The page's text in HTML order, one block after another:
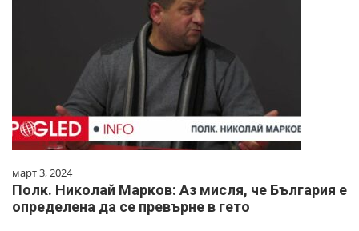
март 3, 2024
Полк. Николай Марков: Аз мисля, че България е
определена да се превърне в гето